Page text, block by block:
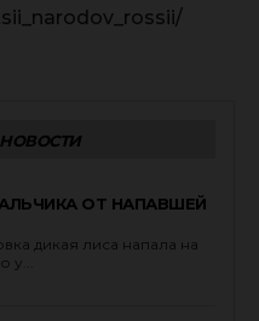
ОТ НАПАВШЕЙ
дикая лиса напала на
у...